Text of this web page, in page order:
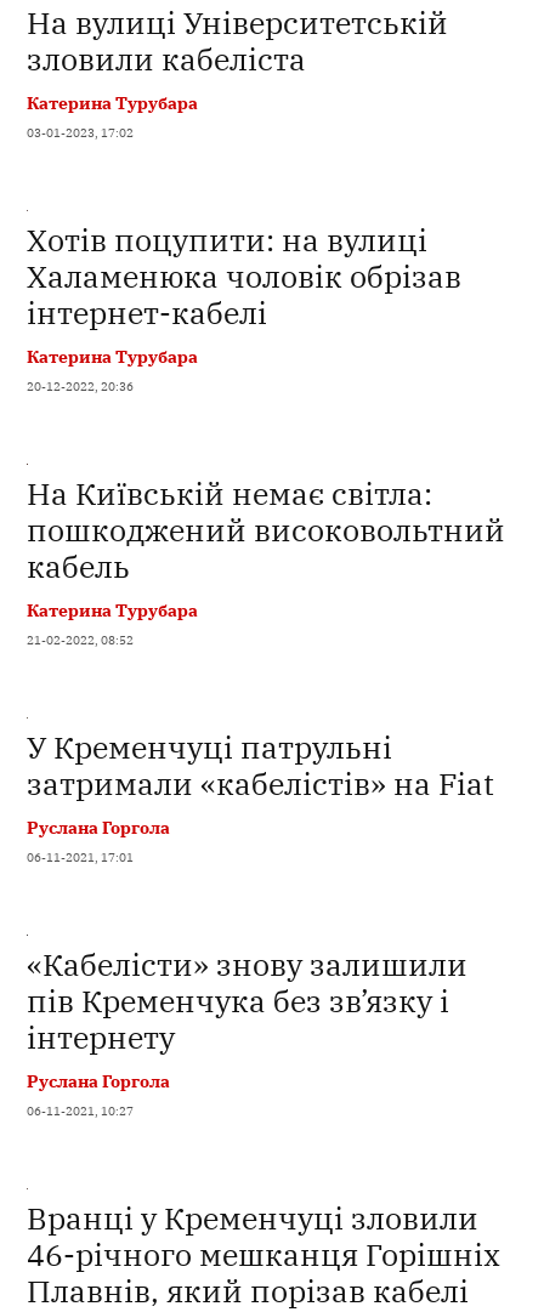
На вулиці Університетській
зловили кабеліста
Катерина Турубара
03-01-2023, 17:02
Хотів поцупити: на вулиці
Халаменюка чоловік обрізав
інтернет-кабелі
Катерина Турубара
20-12-2022, 20:36
На Київській немає світла:
пошкоджений високовольтний
кабель
Катерина Турубара
21-02-2022, 08:52
У Кременчуці патрульні
затримали «кабелістів» на Fiat
Руслана Горгола
06-11-2021, 17:01
«Кабелісти» знову залишили
пів Кременчука без зв’язку і
інтернету
Руслана Горгола
06-11-2021, 10:27
Вранці у Кременчуці зловили
46-річного мешканця Горішніх
Плавнів, який порізав кабелі